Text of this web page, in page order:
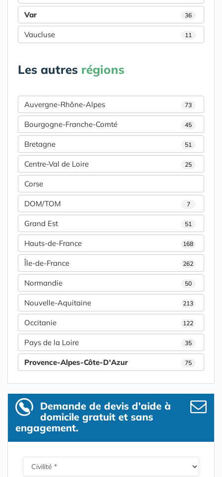
Var 36
Vaucluse 11
Les autres régions
Auvergne-Rhône-Alpes 73
Bourgogne-Franche-Comté 45
Bretagne 51
Centre-Val de Loire 25
Corse
DOM/TOM 7
Grand Est 51
Hauts-de-France 168
Île-de-France 262
Normandie 50
Nouvelle-Aquitaine 213
Occitanie 122
Pays de la Loire 35
Provence-Alpes-Côte-D'Azur 75
Demande de devis d’aide à
domicile gratuit et sans
engagement.